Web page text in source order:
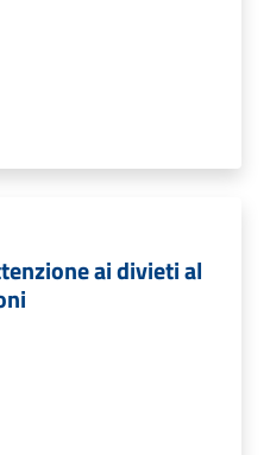
ai divieti al